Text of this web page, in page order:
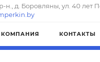
д. Боровляны, ул. 40 лет
КОМПАНИЯ КОНТАКТЫ